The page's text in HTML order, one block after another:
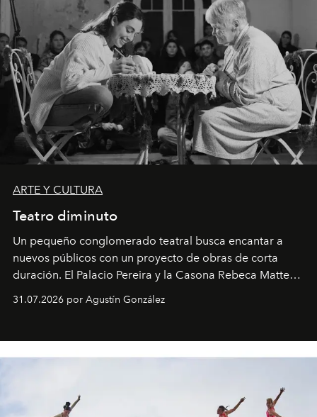
ARTE Y CULTURA
Teatro diminuto
Un pequeño conglomerado teatral busca encantar a
nuevos públicos con un proyecto de obras de corta
duración. El Palacio Pereira y la Casona Rebeca Matte
son algunos de los lugares que han albergado estas
miniobras. Sus puestas en escena son limpias; ponen el
31.07.2026 por Agustín González